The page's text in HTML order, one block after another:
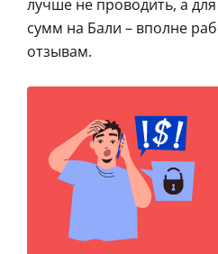
лучше не проводить, а
сумм на Бали – вполне
отзывам.